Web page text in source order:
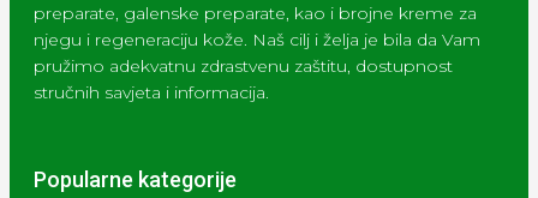
preparate, galenske preparate, kao i brojne kreme za
njegu i regeneraciju kože. Naš cilj i želja je bila da Vam
pružimo adekvatnu zdrastvenu zaštitu, dostupnost
stručnih savjeta i informacija.
Popularne kategorije